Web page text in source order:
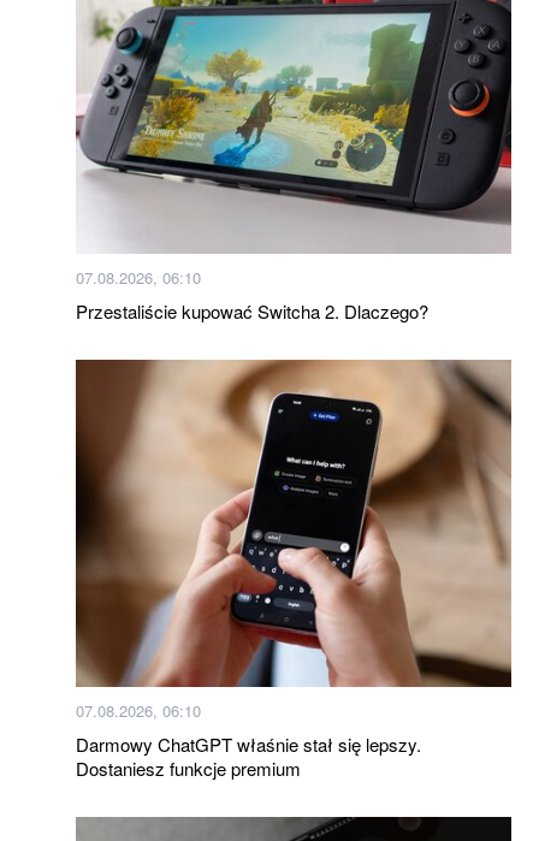
07.08.2026, 06:10
Przestaliście kupować Switcha 2. Dlaczego?
07.08.2026, 06:10
Darmowy ChatGPT właśnie stał się lepszy.
Dostaniesz funkcje premium